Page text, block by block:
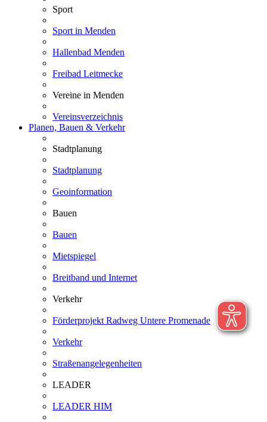
Sport
Sport in Menden
Hallenbad Menden
Freibad Leitmecke
Vereine in Menden
Vereinsverzeichnis
Planen, Bauen & Verkehr
Stadtplanung
Stadtplanung
Geoinformation
Bauen
Bauen
Mietspiegel
Breitband und Internet
Verkehr
Förderprojekt Radweg Untere Promenade
Verkehr
Straßenangelegenheiten
LEADER
LEADER HIM